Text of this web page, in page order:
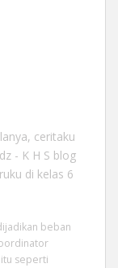
ceritaku
- K H S blog
di kelas 6
beban
seperti